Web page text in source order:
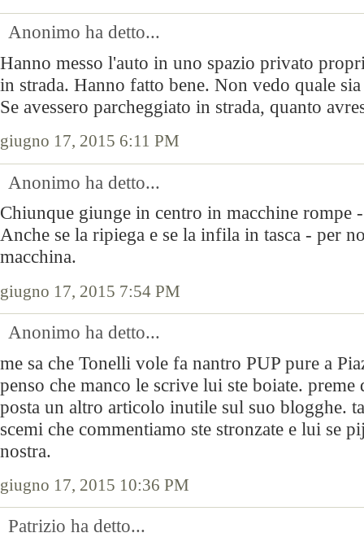
Anonimo ha detto...
Hanno messo l'auto in uno spazio privato
in strada. Hanno fatto bene. Non vedo quale
Se avessero parcheggiato in strada, quanto
giugno 17, 2015 6:11 PM
Anonimo ha detto...
Chiunque giunge in centro in macchine rompe
Anche se la ripiega e se la infila in tasca - per
macchina.
giugno 17, 2015 7:54 PM
Anonimo ha detto...
me sa che Tonelli vole fa nantro PUP pure a
penso che manco le scrive lui ste boiate.
posta un altro articolo inutile sul suo blogghe.
scemi che commentiamo ste stronzate e lui se
nostra.
giugno 17, 2015 10:36 PM
Patrizio ha detto...